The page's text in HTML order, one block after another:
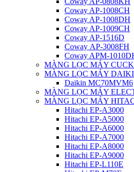
Coway AP-1008CH
Coway AP-1008DH
Coway AP-1009CH
Coway AP-1516D
Coway AP-3008FH
Coway APM-
MÀNG LỌC MÁY
MÀNG LỌC MÁY
Daikin MC70MVM6
MÀNG LỌC MÁY
MÀNG LỌC MÁY
Hitachi EP-A3000
Hitachi EP-A5000
Hitachi EP-A6000
Hitachi EP-A7000
Hitachi EP-A8000
Hitachi EP-A9000
Hitachi EP-L110E